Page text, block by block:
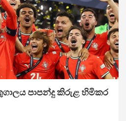
පාපන්දු කිරුළ හිමිකර